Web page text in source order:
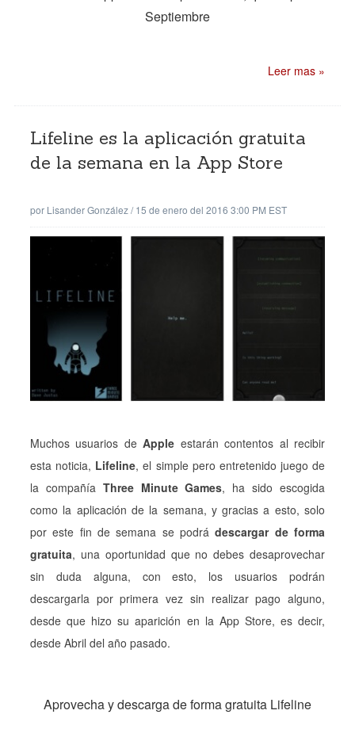
Septiembre
Leer mas »
Lifeline es la aplicación gratuita
de la semana en la App Store
por Lisander González/15 de enero del 2016 3:00 PM EST
Muchos usuarios deApple estarán contentos al recibir
esta noticia, Lifeline, el simple pero entretenido juego de
la compañía Three Minute Games, ha sido escogida
como la aplicación de la semana, y gracias a esto, solo
por este fin de semana se podrádescargar de forma
gratuita, una oportunidad que no debes desaprovechar
sin duda alguna, con esto, los usuarios podrán
descargarla por primera vez sin realizar pago alguno,
desde que hizo su aparición en la App Store, es decir,
desde Abril del año pasado.
Aprovecha y descarga de forma gratuita Lifeline